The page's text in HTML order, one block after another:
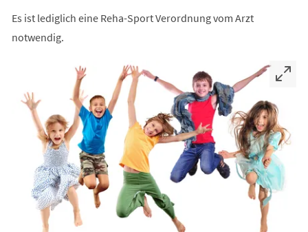
Es ist lediglich eine Reha-Sport Verordnung vom Arzt
notwendig.